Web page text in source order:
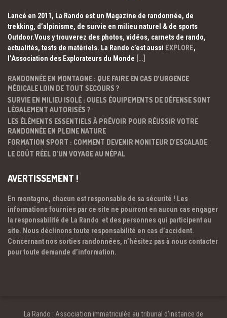
Lancé en 2011, La Rando est un Magazine de randonnée, de
trekking, d’alpinisme, de survie en milieu naturel & de sports
Outdoor.Vous y trouverez des photos, vidéos, carnets de rando,
actualités, tests de matériels. La Rando c’est aussi EXPLORE,
l’Association des Explorateurs du Monde […]
RANDONNÉE EN MONTAGNE : QUE FAIRE EN CAS D’URGENCE
MÉDICALE LOIN DE TOUT SECOURS ?
SURVIE EN MILIEU ISOLÉ : QUELS ÉQUIPEMENTS DE DÉFENSE SONT
LÉGALEMENT AUTORISÉS ?
LES ÉLÉMENTS ESSENTIELS À PRÉVOIR POUR RÉUSSIR VOTRE
RANDONNÉE EN PLEINE NATURE
FORMATION SPORT : COMMENT DEVENIR MONITEUR D’ESCALADE
LE COÛT RÉEL D’UN VOYAGE AU NÉPAL
AVERTISSEMENT !
En montagne, chacun est responsable de sa sécurité ! Les
informations fournies par ce site ne pourront en aucun cas engager
la responsabilité de La Rando et des personnes qui participent au
site. Nous déclinons toute responsabilité en cas d’accident.
Concernant nos sorties randonnées, n’hésitez pas à nous contacter
pour toute demande d’information.
La Rando : Association immatriculée au tribunal d’instance de